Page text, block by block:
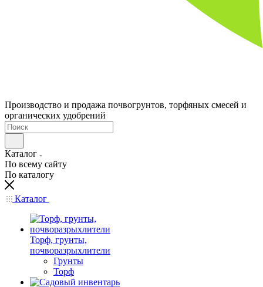
Производство и продажа почвогрунтов, торфяных смесей и
органических удобрений
Каталог
По всему сайту
По каталогу
Каталог
Торф, грунты,
почворазрыхлители
Грунты
Торф